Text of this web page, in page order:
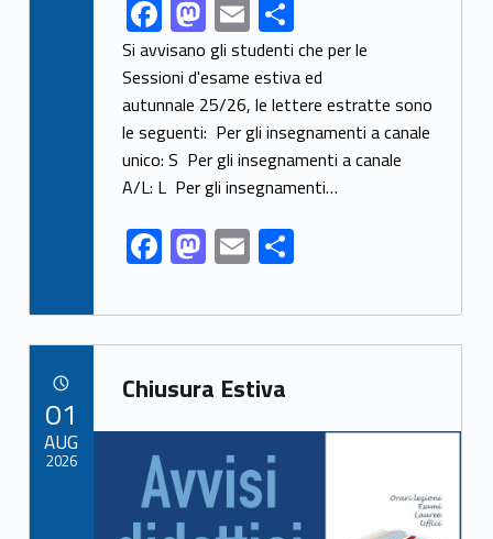
F
ac
e
b
o
o
k
M
as
to
d
o
n
E
m
ai
l
S
h
ar
e
Si avvisano gli studenti che per le
Sessioni d'esame estiva ed
autunnale 25/26, le lettere estratte sono
le seguenti: Per gli insegnamenti a canale
unico: S Per gli insegnamenti a canale
A/L: L Per gli insegnamenti…
F
ac
e
b
o
o
k
M
as
to
d
o
n
E
m
ai
l
S
ar
e
Link identifier archive #link-archive-75958
Chiusura Estiva
Link identifier archive #link-archive-thumb-soap-98960
01
AUG
2026